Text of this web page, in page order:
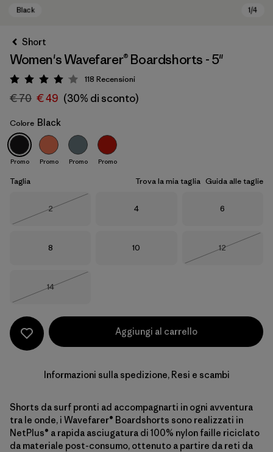
Black
Short
Women's Wavefarer® Boardshorts - 5"
Valutazione: 4 / 5
118 Recensioni
€ 70 € 49 (30% di sconto)
Colore Black
Promo Promo Promo Promo
Taglia Trova la mia taglia Guida alle taglie
Taglia
2
Taglia
4 Taglia
6
Taglia
8 Taglia
10 Taglia
12
Taglia
14
Aggiungi al carrello
Informazioni sulla spedizione, Resi e scambi
Shorts da surf pronti ad accompagnarti in ogni avventura
tra le onde, i Wavefarer® Boardshorts sono realizzati in
NetPlus® a rapida asciugatura di 100% nylon faille riciclato
da materiale post-consumo, ottenuto a partire da reti da